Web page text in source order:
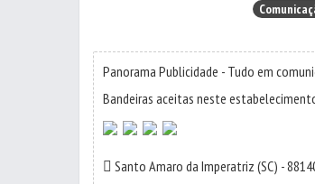
Panorama Publicidade - Tudo em
Bandeiras aceitas neste
Santo Amaro da Imperatriz (SC) -